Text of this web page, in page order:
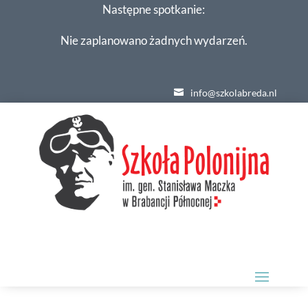
Następne spotkanie:
Nie zaplanowano żadnych wydarzeń.
info@szkolabreda.nl